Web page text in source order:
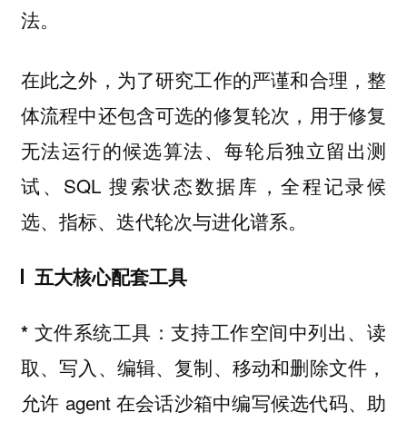
法。
在此之外，为了研究工作的严谨和合理，整
体流程中还包含可选的修复轮次，用于修复
无法运行的候选算法、每轮后独立留出测
试、SQL 搜索状态数据库，全程记录候
选、指标、迭代轮次与进化谱系。
五大核心配套工具
* 文件系统工具：支持工作空间中列出、读
取、写入、编辑、复制、移动和删除文件，
允许 agent 在会话沙箱中编写候选代码、助